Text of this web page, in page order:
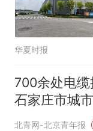
华夏时报
700余处电缆
石家庄市城
心开展汛期
北青网-北京青年报